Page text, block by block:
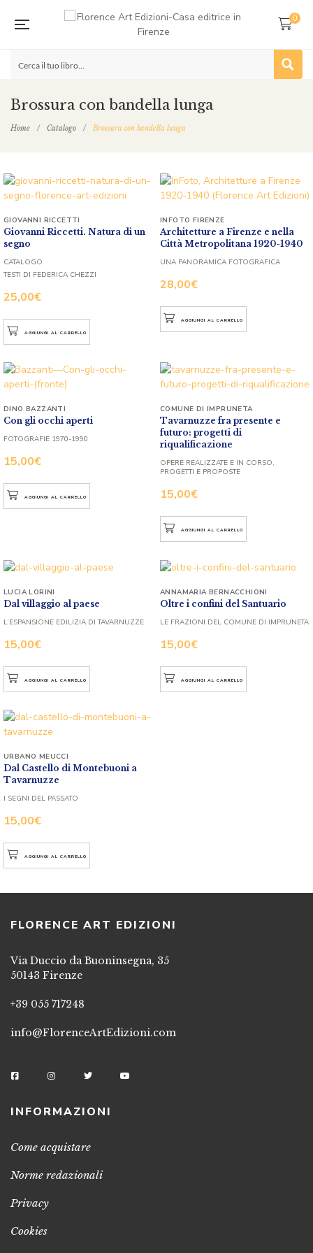
0
Brossura con bandella lunga
Home / Catalogo / Brossura con bandella lunga
Giovanni Riccetti. Natura di un
segno
25,00€
GIOVANNI RICCETTI
CATALOGO
TESTI DI FEDERICA CHEZZI
AGGIUNGI AL CARRELLO
Architetture a Firenze e nella
Città Metropolitana 1920-1940
28,00€
INFOTO FIRENZE
UNA PANORAMICA FOTOGRAFICA
AGGIUNGI AL CARRELLO
Con gli occhi aperti
15,00€
DINO BAZZANTI
FOTOGRAFIE 1970-1990
AGGIUNGI AL CARRELLO
Tavarnuzze fra presente e
futuro: progetti di
riqualificazione
15,00€
COMUNE DI IMPRUNETA
OPERE REALIZZATE E IN CORSO,
PROGETTI E PROPOSTE
AGGIUNGI AL CARRELLO
Dal villaggio al paese
15,00€
LUCIA LORINI
L’ESPANSIONE EDILIZIA DI TAVARNUZZE
AGGIUNGI AL CARRELLO
Oltre i confini del Santuario
15,00€
ANNAMARIA BERNACCHIONI
LE FRAZIONI DEL COMUNE DI IMPRUNETA
AGGIUNGI AL CARRELLO
Dal Castello di Montebuoni a
Tavarnuzze
15,00€
URBANO MEUCCI
I SEGNI DEL PASSATO
AGGIUNGI AL CARRELLO
FLORENCE ART EDIZIONI
Via Duccio da Buoninsegna, 35
50143 Firenze
+39 055 717248
info@FlorenceArtEdizioni.com
INFORMAZIONI
Come acquistare
Norme redazionali
Privacy
Cookies